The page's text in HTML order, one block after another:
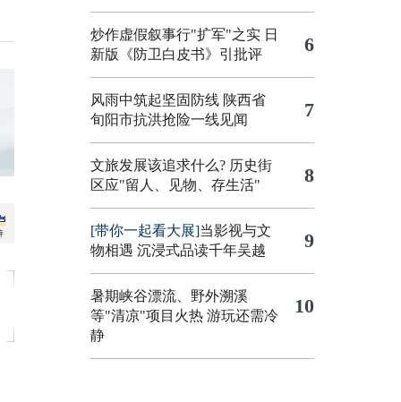
炒作虚假叙事行"扩军"之实 日
新版《防卫白皮书》引批评
6
风雨中筑起坚固防线 陕西省
旬阳市抗洪抢险一线见闻
7
文旅发展该追求什么? 历史街
区应"留人、见物、存生活"
8
[带你一起看大展]当影视与文
物相遇 沉浸式品读千年吴越
9
暑期峡谷漂流、野外溯溪
等"清凉"项目火热 游玩还需冷
静
10